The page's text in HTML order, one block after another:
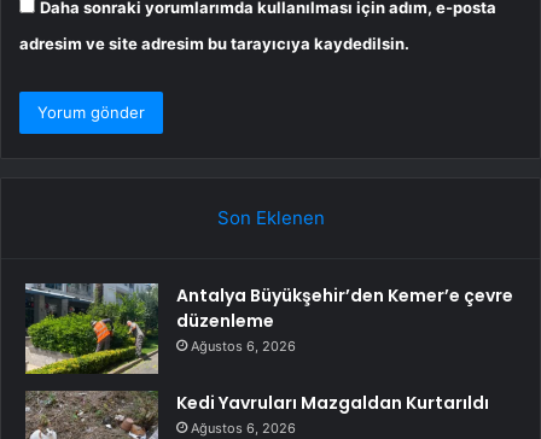
Daha sonraki yorumlarımda kullanılması için adım, e-posta
adresim ve site adresim bu tarayıcıya kaydedilsin.
Son Eklenen
Antalya Büyükşehir’den Kemer’e çevre
düzenleme
Ağustos 6, 2026
Kedi Yavruları Mazgaldan Kurtarıldı
Ağustos 6, 2026